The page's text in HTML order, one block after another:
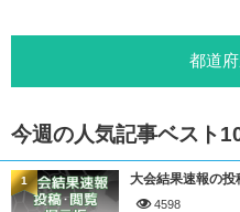
都道
今週の人気記事ベスト
大会結果速報の投
4598
1